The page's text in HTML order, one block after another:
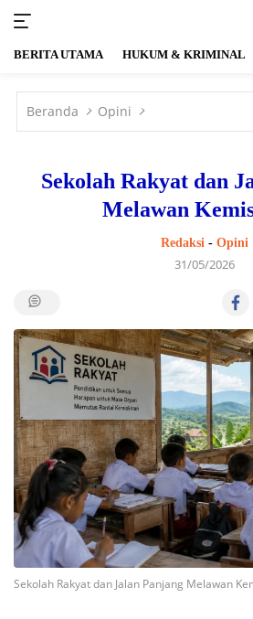
konten
BERITA UTAMA HUKUM & KRIMINAL
Beranda Opini
Sekolah Rakyat dan
Melawan
Redaksi - Opini
31/05/2026
Sekolah Rakyat dan Jalan Panjang Melawan